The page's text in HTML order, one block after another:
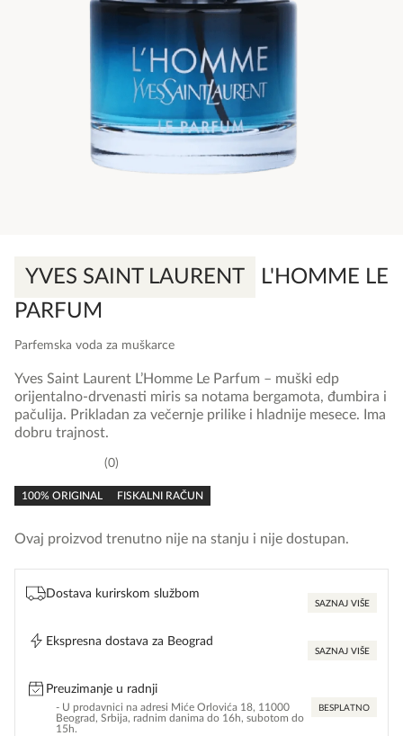
YVES SAINT LAURENT
L'HOMME LE
PARFUM
Parfemska voda za muškarce
rating
0
100% ORIGINAL FISKALNI RAČUN
Yves Saint Laurent L’Homme Le Parfum – muški edp
orijentalno-drvenasti miris sa notama bergamota, đumbira i
pačulija. Prikladan za večernje prilike i hladnije mesece. Ima
dobru trajnost.
Ovaj proizvod trenutno nije na stanju i nije dostupan.
Dostava kurirskom službom
SAZNAJ VIŠE
Ekspresna dostava za Beograd
SAZNAJ VIŠE
Preuzimanje u radnji
- U prodavnici na adresi Miće Orlovića 18, 11000
Beograd, Srbija, radnim danima do 16h, subotom do
15h.
BESPLATNO